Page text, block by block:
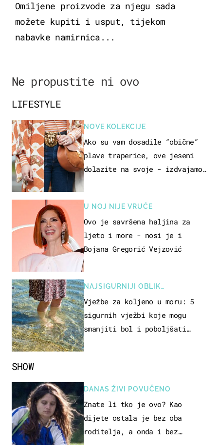
Omiljene proizvode za njegu sada
možete kupiti i usput, tijekom
nabavke namirnica...
Ne propustite ni ovo
SHOW
DANAS ŽIVI POVUČENO
Znate li tko je ovo? Kao
dijete ostala je bez oba
roditelja, a onda i bez
LIFESTYLE
NOVE KOLEKCIJE
Ako su vam dosadile “obične”
plave traperice, ove jeseni
dolazite na svoje - izdvajamo
U NOJ NIJE VRUĆE
Ovo je savršena haljina za
ljeto i more - nosi je i
Bojana Gregorić Vejzović
NAJSIGURNIJI OBLIK
REKREACIJE
Vježbe za koljeno u moru: 5
sigurnih vježbi koje mogu
smanjiti bol i poboljšati